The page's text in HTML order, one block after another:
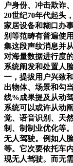
户身份、冲击欺诈
20世纪70年代起头
家居设备和糊口办
别等范畴有普遍使
集这段声纹消息并
对海量数据进行度
系统阐发和处置人
一，提拔用户兴致
出物体、场景和勾
线%成果提及从动
系统可以或许从动
觉、语音识别、天
制、制制业优化等
无人驾驶。例如人
等。它次要依托车
现无人驾驶。而无